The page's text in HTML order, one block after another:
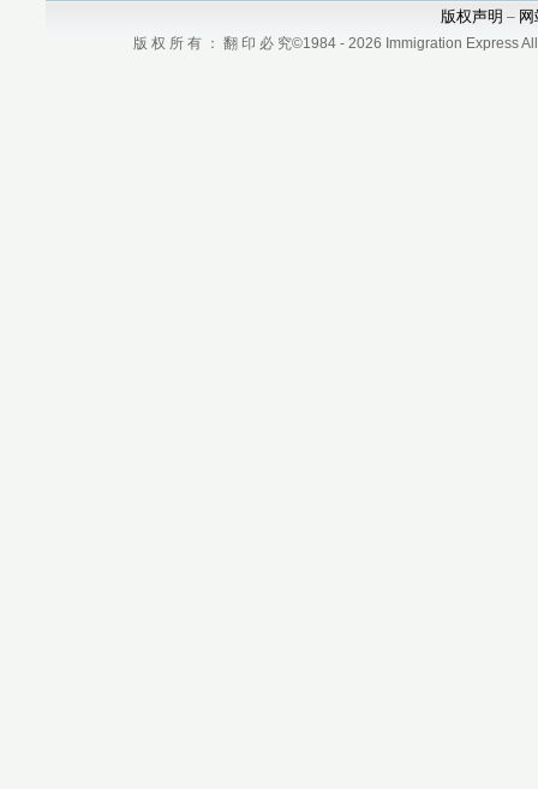
版权声明 –
版 权 所 有 ： 翻 印 必 究©1984 - 2026 Immigration Express